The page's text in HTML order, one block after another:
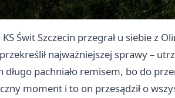
Świt Szczecin przegrał u siebie z
najważniejszej sprawy –
pachniało remisem, bo do
moment i to on przesądził o